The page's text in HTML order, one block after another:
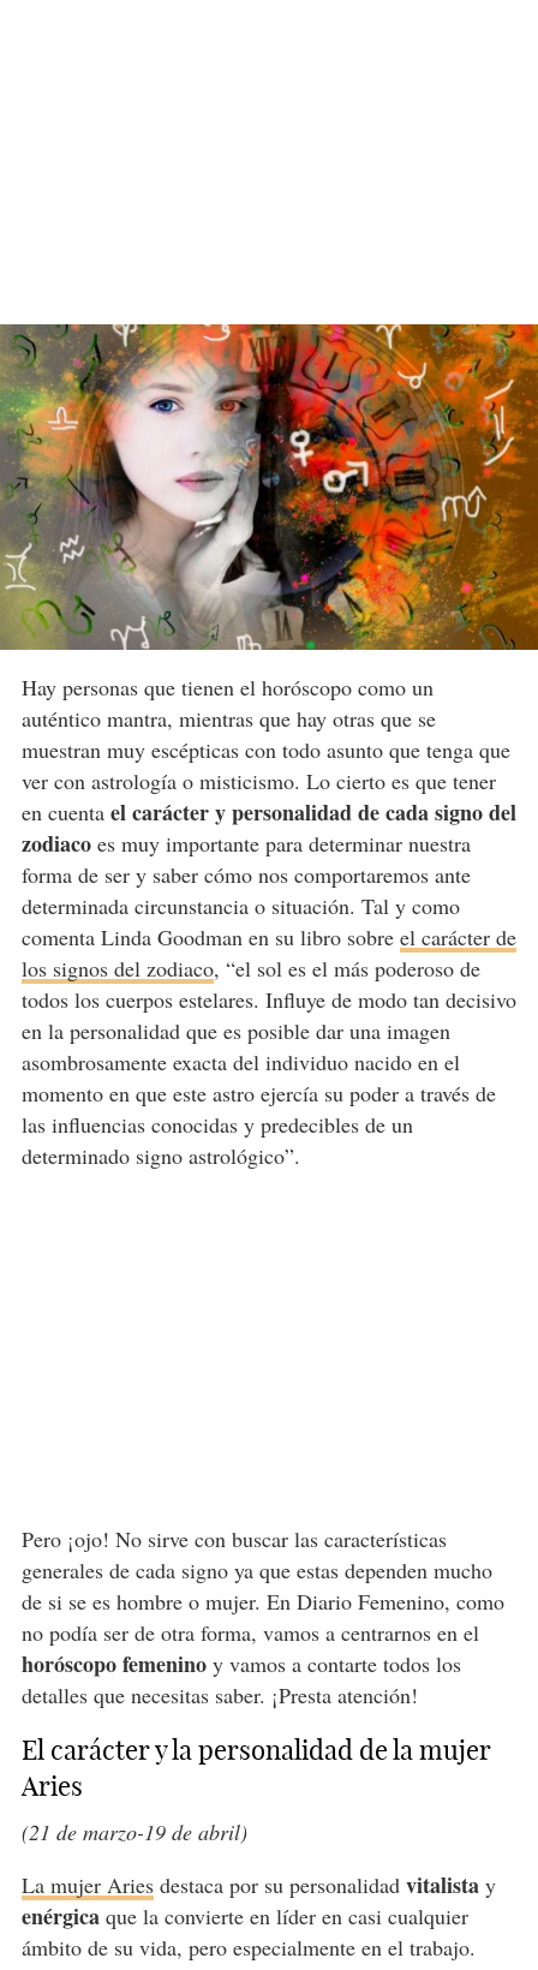
Hay personas que tienen el horóscopo como un
auténtico mantra, mientras que hay otras que se
muestran muy escépticas con todo asunto que tenga que
ver con astrología o misticismo. Lo cierto es que tener
en cuenta el carácter y personalidad de cada signo del
zodiacoes muy importante para determinar nuestra
forma de ser y saber cómo nos comportaremos ante
determinada circunstancia o situación. Tal y como
comenta Linda Goodman en su libro sobre el carácter de
los signos del zodiaco, “el sol es el más poderoso de
todos los cuerpos estelares. Influye de modo tan decisivo
en la personalidad que es posible dar una imagen
asombrosamente exacta del individuo nacido en el
momento en que este astro ejercía su poder a través de
las influencias conocidas y predecibles de un
determinado signo astrológico”.
Pero ¡ojo! No sirve con buscar las características
generales de cada signo ya que estas dependen mucho
de si se es hombre o mujer. En Diario Femenino, como
no podía ser de otra forma, vamos a centrarnos en el
horóscopo femeninoy vamos a contarte todos los
detalles que necesitas saber. ¡Presta atención!
El carácter y la personalidad de la mujer
Aries
(21 de marzo-19 de abril)
La mujer Ariesdestaca por su personalidad vitalistay
enérgicaque la convierte en líder en casi cualquier
ámbito de su vida, pero especialmente en el trabajo.